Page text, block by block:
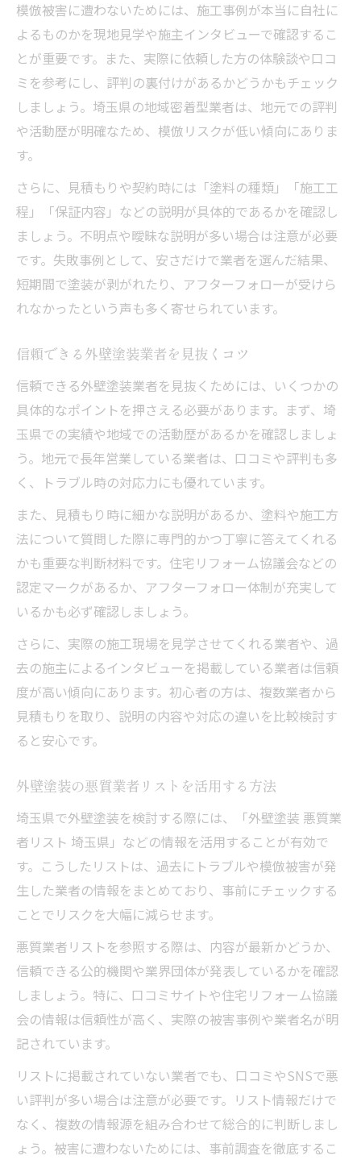
模倣被害を防ぐための外壁塗装事前調査法
外壁塗装選びで避けるべきポイント総まと
め
悪質業者による外壁塗装被害事例と対策
信頼できる外壁塗装を見抜く具体的な方法
目
外壁塗装のダメ込みなど施工工程を解説
業者選びで外壁塗装の説明力を評価するコ
ツ
外壁塗装の口コミと実績を活かした比較方
法
アフターサービスで判断する外壁塗装の信
外壁塗装で模倣工事を避ける事前チェック術
外壁塗装契約前に確認すべき模倣リスク項
目
現地調査で分かる外壁塗装の品質チェック
外壁塗装の口コミや評判情報の活用方法
外壁塗装の模倣事例と失敗しない選び方
失敗しないための埼玉県外壁塗装業者ガイド
外壁塗装業者選びで失敗しない重要な視点
埼玉県の外壁塗装業者の比較と参考ポイン
ト
外壁塗装と屋根塗装の同時検討がおすすめ
な理由
ント
信頼できる外壁塗装業者探しの最終チェッ
ク
模倣被害に遭わないためには、施工事例が本当に自社に
よるものかを現地見学や施主インタビューで確認するこ
とが重要です。また、実際に依頼した方の体験談や口コ
ミを参考にし、評判の裏付けがあるかどうかもチェック
しましょう。埼玉県の地域密着型業者は、地元での評判
や活動歴が明確なため、模倣リスクが低い傾向にありま
す。
さらに、見積もりや契約時には「塗料の種類」「施工工
程」「保証内容」などの説明が具体的であるかを確認し
ましょう。不明点や曖昧な説明が多い場合は注意が必要
です。失敗事例として、安さだけで業者を選んだ結果、
短期間で塗装が剥がれたり、アフターフォローが受けら
れなかったという声も多く寄せられています。
信頼できる外壁塗装業者を見抜くコツ
信頼できる外壁塗装業者を見抜くためには、いくつかの
具体的なポイントを押さえる必要があります。まず、埼
玉県での実績や地域での活動歴があるかを確認しましょ
う。地元で長年営業している業者は、口コミや評判も多
く、トラブル時の対応力にも優れています。
また、見積もり時に細かな説明があるか、塗料や施工方
法について質問した際に専門的かつ丁寧に答えてくれる
かも重要な判断材料です。住宅リフォーム協議会などの
認定マークがあるか、アフターフォロー体制が充実して
いるかも必ず確認しましょう。
さらに、実際の施工現場を見学させてくれる業者や、過
去の施主によるインタビューを掲載している業者は信頼
度が高い傾向にあります。初心者の方は、複数業者から
見積もりを取り、説明の内容や対応の違いを比較検討す
ると安心です。
外壁塗装の悪質業者リストを活用する方法
埼玉県で外壁塗装を検討する際には、「外壁塗装 悪質業
者リスト 埼玉県」などの情報を活用することが有効で
す。こうしたリストは、過去にトラブルや模倣被害が発
生した業者の情報をまとめており、事前にチェックする
ことでリスクを大幅に減らせます。
悪質業者リストを参照する際は、内容が最新かどうか、
信頼できる公的機関や業界団体が発表しているかを確認
しましょう。特に、口コミサイトや住宅リフォーム協議
会の情報は信頼性が高く、実際の被害事例や業者名が明
記されています。
リストに掲載されていない業者でも、口コミやSNSで悪
い評判が多い場合は注意が必要です。リスト情報だけで
なく、複数の情報源を組み合わせて総合的に判断しまし
ょう。被害に遭わないためには、事前調査を徹底するこ